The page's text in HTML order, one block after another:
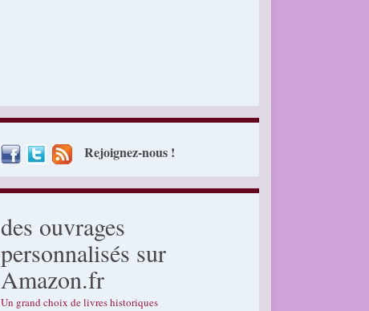
Rejoignez-nous !
des ouvrages
personnalisés sur
Amazon.fr
Un grand choix de livres historiques